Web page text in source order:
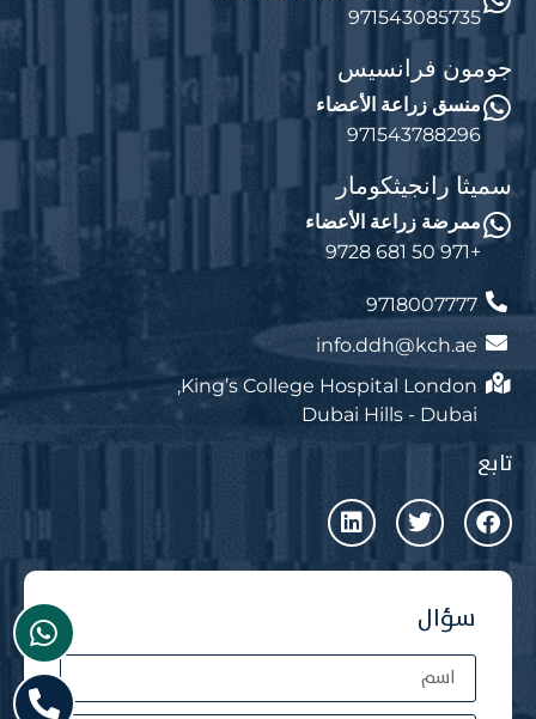
971543085735
جومون فرانسيس
منسق زراعة الأعضاء
971543788296
سميثا رانجيثكومار
ممرضة زراعة الأعضاء
+971 50 681 9728
9718007777
info.ddh@kch.ae
King’s College Hospital London,
Dubai Hills - Dubai
تابع
سؤال